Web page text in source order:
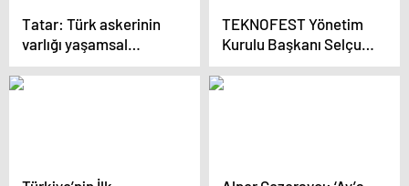
Tatar: Türk askerinin
varlığı yaşamsal
önemde
TEKNOFEST Yönetim
Kurulu Başkanı Selçuk
Bayraktar: Türk
savunma eserlerine